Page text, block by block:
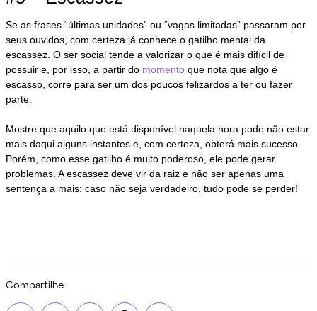
Se as frases “últimas unidades” ou “vagas limitadas” passaram por
seus ouvidos, com certeza já conhece o gatilho mental da
escassez. O ser social tende a valorizar o que é mais difícil de
possuir e, por isso, a partir do momento que nota que algo é
escasso, corre para ser um dos poucos felizardos a ter ou fazer
parte.
Mostre que aquilo que está disponível naquela hora pode não estar
mais daqui alguns instantes e, com certeza, obterá mais sucesso.
Porém, como esse gatilho é muito poderoso, ele pode gerar
problemas. A escassez deve vir da raiz e não ser apenas uma
sentença a mais: caso não seja verdadeiro, tudo pode se perder!
Compartilhe